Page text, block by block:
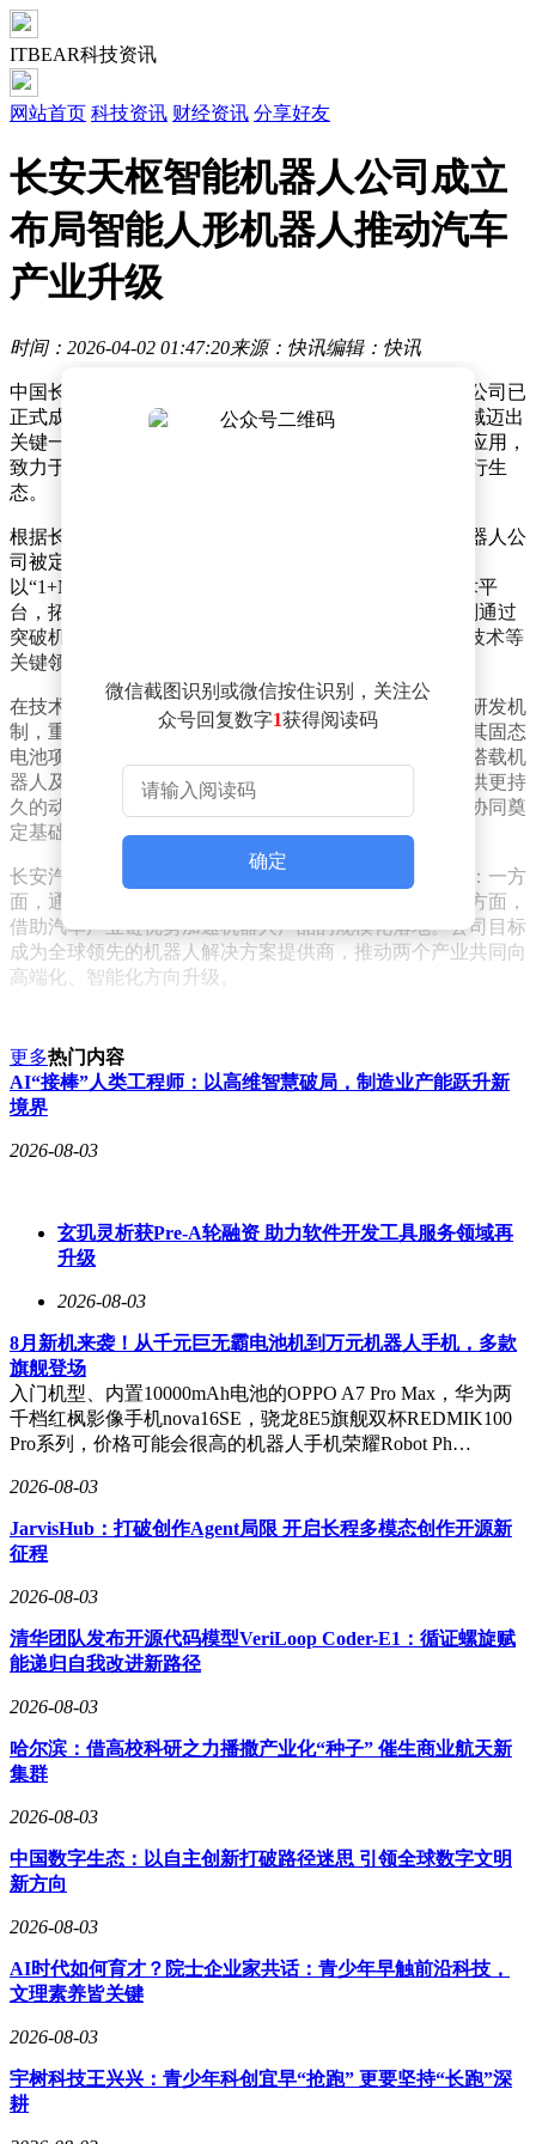
ITBEAR科技资讯
网站首页 科技资讯 财经资讯 分享好友
长安天枢智能机器人公司成立
布局智能人形机器人推动汽车
产业升级
时间：2026-04-02 01:47:20来源：快讯编辑：快讯
中国长安汽车集团近日宣布，旗下长安天枢智能机器人公司已
正式成立，标志着这家传统汽车制造商在“具身智能”领域迈出
关键一步。新公司将聚焦智能人形机器人技术的研发与应用，
致力于通过机器人与汽车产业的深度融合，重塑未来出行生
态。
根据长安汽车此前发布的董事会决议公告，新设立的机器人公
司被定位为集团战略转型的核心载体。其业务规划
以“1+N+X”战略为框架，即围绕1个智能人形机器人技术平
台，拓展N个应用场景，并开发X类创新产品。公司计划通过
突破机器人“大脑”决策系统、高效能源模块及精密驱动技术等
关键领域，构建覆盖多场景的机器人产业生态。
在技术合作方面，长安汽车已与行业头部企业建立联合研发机
制，重点攻关人形机器人的核心零部件与算法。例如，其固态
电池项目已取得阶段性进展，预计今年三季度前将完成搭载机
器人及整车的验证测试。这一技术突破不仅为机器人提供更持
久的动力支持，也为未来智能汽车与机器人的能源系统协同奠
定基础。
长安汽车表示，机器人业务将与汽车主业形成双向赋能：一方
面，通过机器人技术提升汽车生产的智能化水平；另一方面，
借助汽车产业链优势加速机器人产品的规模化落地。公司目标
成为全球领先的机器人解决方案提供商，推动两个产业共同向
高端化、智能化方向升级。
微信截图识别或微信按住识别，关注公
众号回复数字1获得阅读码
确定
更多热门内容
AI“接棒”人类工程师：以高维智慧破局，制造业产能跃升新
境界
2026-08-03
玄玑灵析获Pre-A轮融资 助力软件开发工具服务领域再
升级
2026-08-03
8月新机来袭！从千元巨无霸电池机到万元机器人手机，多款
旗舰登场
入门机型、内置10000mAh电池的OPPO A7 Pro Max，华为两
千档红枫影像手机nova16SE，骁龙8E5旗舰双杯REDMIK100
Pro系列，价格可能会很高的机器人手机荣耀Robot Ph…
2026-08-03
JarvisHub：打破创作Agent局限 开启长程多模态创作开源新
征程
2026-08-03
清华团队发布开源代码模型VeriLoop Coder-E1：循证螺旋赋
能递归自我改进新路径
2026-08-03
哈尔滨：借高校科研之力播撒产业化“种子” 催生商业航天新
集群
2026-08-03
中国数字生态：以自主创新打破路径迷思 引领全球数字文明
新方向
2026-08-03
AI时代如何育才？院士企业家共话：青少年早触前沿科技，
文理素养皆关键
2026-08-03
宇树科技王兴兴：青少年科创宜早“抢跑” 更要坚持“长跑”深
耕